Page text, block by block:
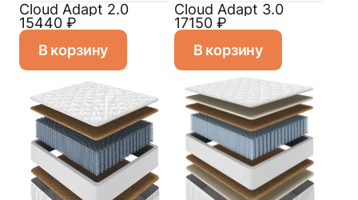
Cloud Adapt 2.0
15440 ₽
В корзину
Cloud Adapt 3.0
17150 ₽
В корзину